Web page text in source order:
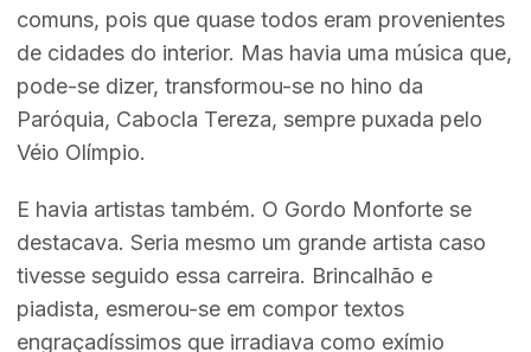
comuns, pois que quase todos eram provenientes
de cidades do interior. Mas havia uma música que,
pode-se dizer, transformou-se no hino da
Paróquia, Cabocla Tereza, sempre puxada pelo
Véio Olímpio.
E havia artistas também. O Gordo Monforte se
destacava. Seria mesmo um grande artista caso
tivesse seguido essa carreira. Brincalhão e
piadista, esmerou-se em compor textos
engraçadíssimos que irradiava como exímio